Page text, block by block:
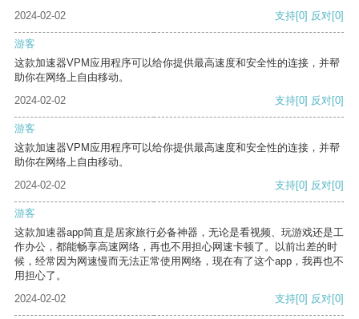
2024-02-02 支持[0] 反对[0]
游客
这款加速器VPM应用程序可以给你提供最高速度和安全性的连接，并帮
助你在网络上自由移动。
2024-02-02
支持[0] 反对[0]
游客
这款加速器VPM应用程序可以给你提供最高速度和安全性的连接，并帮
助你在网络上自由移动。
2024-02-02
支持[0] 反对[0]
游客
这款加速器app简直是居家旅行必备神器，无论是看视频、玩游戏还是工
作办公，都能畅享高速网络，再也不用担心网速卡顿了。以前出差的时
候，经常因为网速慢而无法正常使用网络，现在有了这个app，我再也不
用担心了。
2024-02-02
支持[0] 反对[0]